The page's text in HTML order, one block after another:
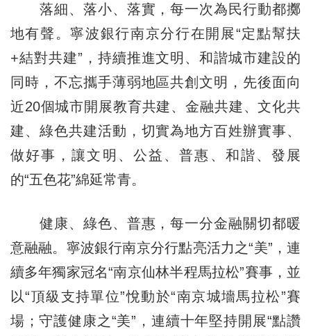
落細、落小、落實，每一次為民行動都擲
地有聲。寧波銀行南京分行在開展“定點幫扶
+結對共建”，持續推進文明、和諧城市建設的
同時，不忘攜手薄弱地區共創文明，先後面向
近20個城市開展教育共建、金融共建、文化共
建、綠色共建活動，切實為地方百姓辦實事、
做好事，讓文明、公益、普惠、和諧、發展
的“五色花”綿延常青。
健康、綠色、普惠，每一分金融關切都暖
意融融。寧波銀行南京分行點亮活力之“美”，連
續多年獨家冠名“南京仙林半程馬拉松”賽事，並
以“頂級支持單位”悅動於“南京城墻馬拉松”賽
場；守護健康之“美”，連續十年堅持開展“點讚